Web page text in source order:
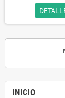
INICIO